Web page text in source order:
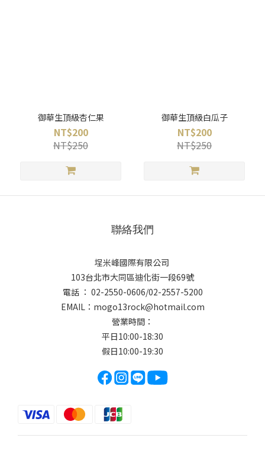
御華生頂級杏仁果
NT$200
NT$250
御華生頂級白瓜子
NT$200
NT$250
聯絡我們
埕米峰國際有限公司
103台北市大同區迪化街一段69號
電話 ： 02-2550-0606/02-2557-5200
EMAIL： mogo13rock@hotmail.com
營業時間：
平日10:00-18:30
假日10:00-19:30